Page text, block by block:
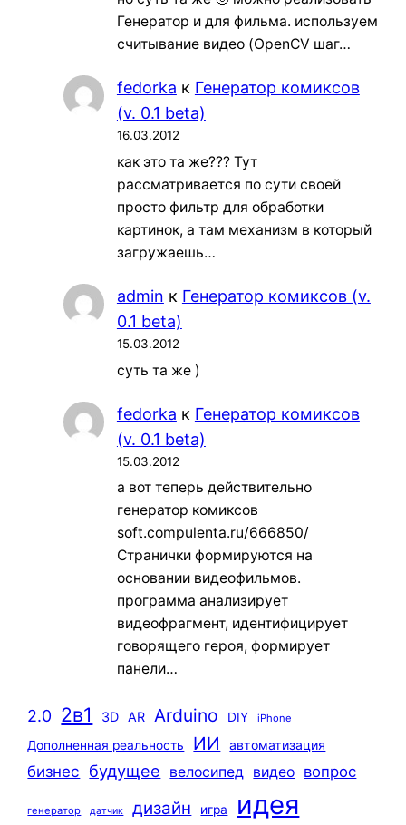
Генератор и для фильма. используем
считывание видео (OpenCV шаг…
fedorka к Генератор комиксов
(v. 0.1 beta)
16.03.2012
как это та же??? Тут
рассматривается по сути своей
просто фильтр для обработки
картинок, а там механизм в который
загружаешь…
admin к Генератор комиксов (v.
0.1 beta)
15.03.2012
суть та же )
fedorka к Генератор комиксов
(v. 0.1 beta)
15.03.2012
а вот теперь действительно
генератор комиксов
soft.compulenta.ru/666850/
Странички формируются на
основании видеофильмов.
программа анализирует
видеофрагмент, идентифицирует
говорящего героя, формирует
панели…
2.0 2в1 3D AR Arduino DIY iPhone
Дополненная реальность ИИ автоматизация
бизнес будущее велосипед видео вопрос
генератор датчик дизайн игра идея